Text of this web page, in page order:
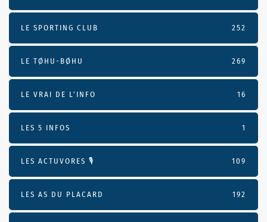
LE SPORTING CLUB 252
LE TØHU-BØHU 269
LE VRAI DE L’INFO 16
LES 5 INFOS 1
LES ACTUVORES 🎙 109
LES AS DU PLACARD 192